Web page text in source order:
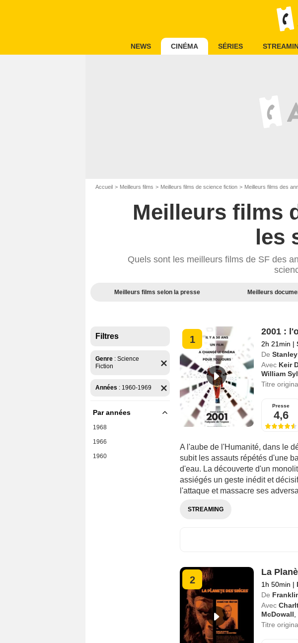
NEWS CINÉMA SÉRIES
Accueil Meilleurs films Meilleurs films de science fiction Meilleurs films des
Meilleurs films
les
Quels sont les meilleurs films de SF des
Meilleurs films selon la presse Meilleurs
Filtres
Genre : Science
Fiction
Années : 1960-1969
Par années
1968
1966
1960
1
2001 :
2h 21min |
De
Avec Keir
William
Titre
Presse
4,6
A l'aube de l'Humanité, dans le
subit les assauts répétés d'une
d'eau. La découverte d'un
assiégés un geste inédit et
l'attaque et massacre ses
STREAMING
2
La
1h 50min |
De
Avec
McDowall
Titre